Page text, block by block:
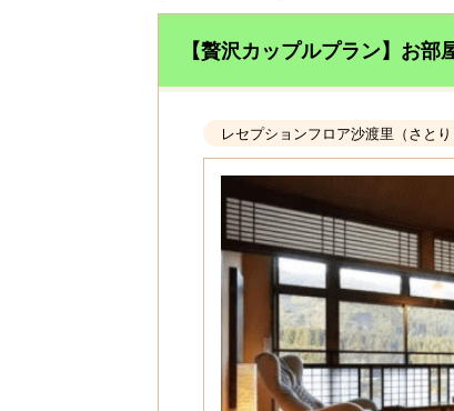
【贅沢カップルプラン】お
レセプションフロア沙渡里（さとり